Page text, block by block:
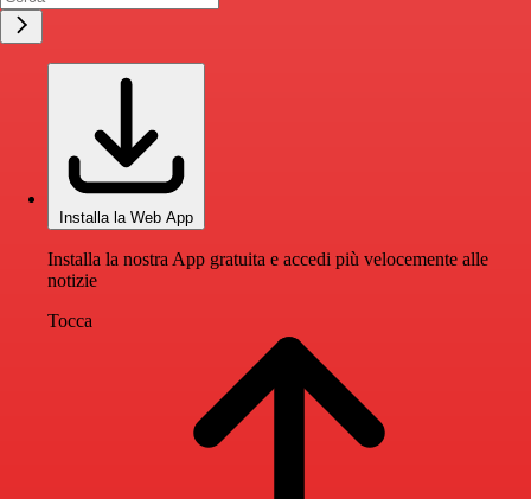
Installa la Web App
Installa la nostra App gratuita e accedi più velocemente alle
notizie
Tocca